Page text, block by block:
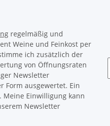
regelmäßig und
Weine und Feinkost per
ich zusätzlich der
von Öffnungsraten
Newsletter
Form ausgewertet. Ein
Meine Einwilligung kann
Newsletter